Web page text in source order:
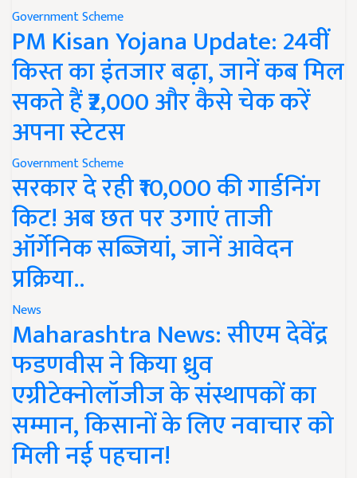
Government Scheme
PM Kisan Yojana Update: 24वीं
किस्त का इंतजार बढ़ा, जानें कब मिल
सकते हैं ₹2,000 और कैसे चेक करें
अपना स्टेटस
Government Scheme
सरकार दे रही ₹10,000 की गार्डनिंग
किट! अब छत पर उगाएं ताजी
ऑर्गेनिक सब्जियां, जानें आवेदन
प्रक्रिया..
News
Maharashtra News: सीएम देवेंद्र
फडणवीस ने किया ध्रुव
एग्रीटेक्नोलॉजीज के संस्थापकों का
सम्मान, किसानों के लिए नवाचार को
मिली नई पहचान!